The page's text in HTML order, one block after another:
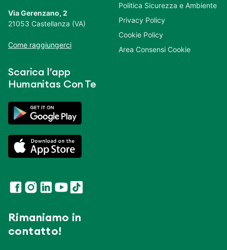
Via Gerenzano, 2
21053 Castellanza (VA)
Come raggiungerci
Scarica l’app
Humanitas Con Te
Rimaniamo in
contatto!
Politica Sicurezza e Ambiente
Privacy Policy
Cookie Policy
Area Consensi Cookie